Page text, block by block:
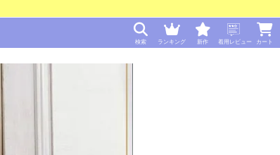
検索 ランキング 新作 着用レビュー カート